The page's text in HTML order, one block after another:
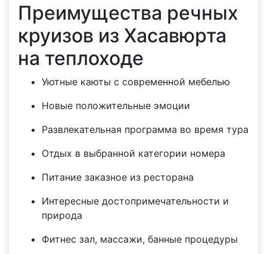
Преимущества речных
круизов из Хасавюрта
на теплоходе
Уютные каюты с современной мебелью
Новые положительные эмоции
Развлекательная программа во время тура
Отдых в выбранной категории номера
Питание заказное из ресторана
Интересные достопримечательности и
природа
Фитнес зал, массажи, банные процедуры